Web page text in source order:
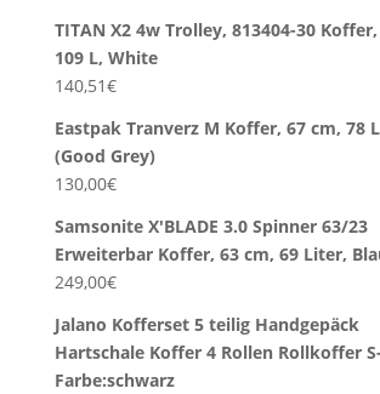
TITAN X2 4w Trolley, 813404-30
109 L, White
140,51€
Eastpak Tranverz M Koffer, 67 cm, 78
(Good Grey)
130,00€
Samsonite X'BLADE 3.0 Spinner 63/23
Erweiterbar Koffer, 63 cm, 69 Liter,
249,00€
Jalano Kofferset 5 teilig Handgepäck
Hartschale Koffer 4 Rollen Rollkoffer
Farbe:schwarz